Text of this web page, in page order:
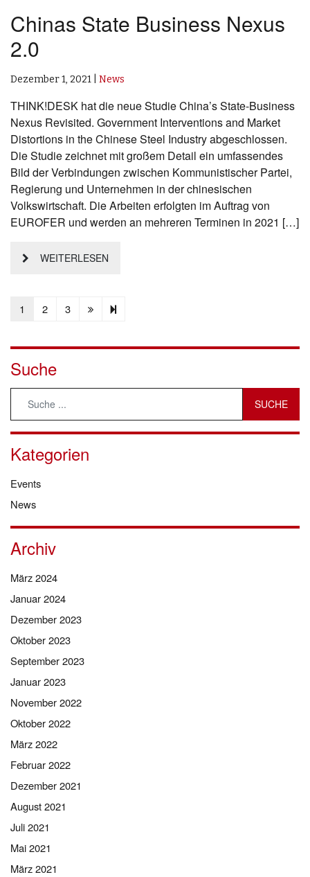
Chinas State Business Nexus
2.0
Dezember 1, 2021 News
THINK!DESK hat die neue Studie China’s State-Business
Nexus Revisited. Government Interventions and Market
Distortions in the Chinese Steel Industry abgeschlossen.
Die Studie zeichnet mit großem Detail ein umfassendes
Bild der Verbindungen zwischen Kommunistischer Partei,
Regierung und Unternehmen in der chinesischen
Volkswirtschaft. Die Arbeiten erfolgten im Auftrag von
EUROFER und werden an mehreren Terminen in 2021 […]
WEITERLESEN
1 2 3 Next page
6
Suche
Kategorien
Events
News
Archiv
März 2024
Januar 2024
Dezember 2023
Oktober 2023
September 2023
Januar 2023
November 2022
Oktober 2022
März 2022
Februar 2022
Dezember 2021
August 2021
Juli 2021
Mai 2021
März 2021